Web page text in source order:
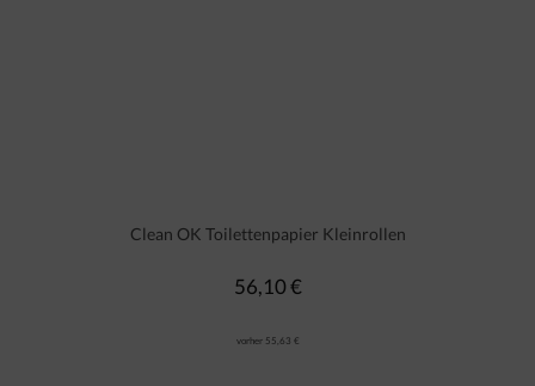
Clean OK Toilettenpapier Kleinrollen
Regulärer Preis:
56,10 €
vorher 55,63 €